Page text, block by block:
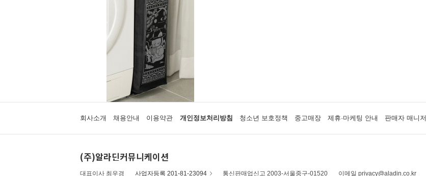
회사소개 채용안내 이용약관 개인정보처리방침 청소년 보호정책 중고매장 제휴·마케팅 안내 판매자 매니저
(주)알라딘커뮤니케이션
대표이사 최우경 사업자등록 201-81-23094 통신판매업신고 2003-서울중구-01520 이메일 privacy@aladin.co.kr